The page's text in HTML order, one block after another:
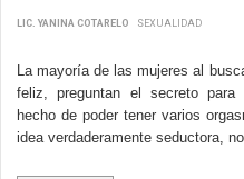
LIC. YANINA COTARELO SEXUALIDAD
La mayoría de las mujeres al
feliz, preguntan el secreto para
hecho de poder tener varios
idea verdaderamente seductora,